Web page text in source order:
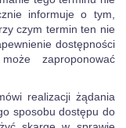
informuje o tym,
czym termin ten nie
dostępności
zaproponować
realizacji żądania
sposobu dostępu do